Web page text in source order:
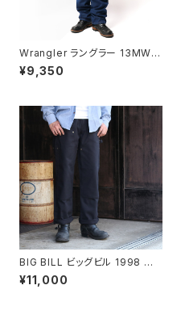
Wrangler ラングラー 13MWZ
PW カウボーイジーンズ プレウ
ォッシュド インディゴ
¥9,350
BIG BILL ビッグビル 1998 ブラ
ック ダブルニーダックキャンバス
パンツ
¥11,000